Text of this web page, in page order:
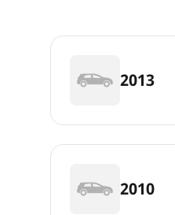
2013
2010